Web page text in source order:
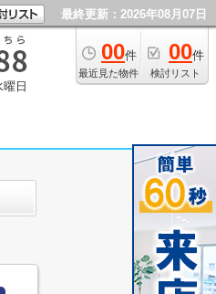
最終更新：2026年08月07日
00件
最近見た物件
00件
検討リスト
日